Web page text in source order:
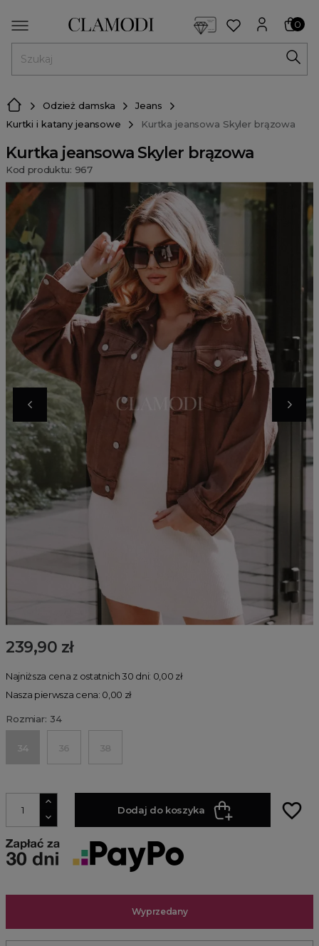
0
Odzież damska
Jeans
Kurtki i katany jeansowe
Kurtka jeansowa Skyler brązowa
Kurtka jeansowa Skyler brązowa
Kod produktu: 967
239,90 zł
Najniższa cena z ostatnich 30 dni: 0,00 zł
Nasza pierwsza cena: 0,00 zł
Rozmiar: 34
34 36 38
Dodaj do koszyka favorite_border
Wyprzedany